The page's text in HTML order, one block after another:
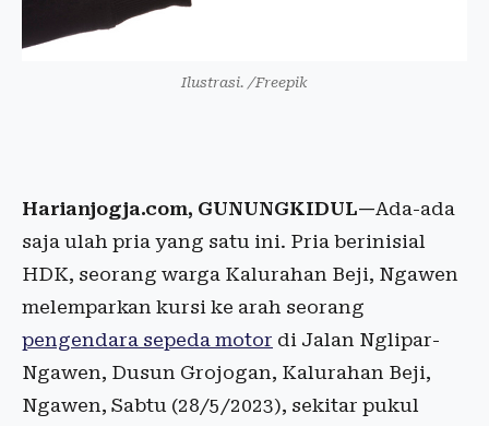
Ilustrasi. /Freepik
Harianjogja.com, GUNUNGKIDUL—Ada-ada
saja ulah pria yang satu ini. Pria berinisial
HDK, seorang warga Kalurahan Beji, Ngawen
melemparkan kursi ke arah seorang
pengendara sepeda motor di Jalan Nglipar-
Ngawen, Dusun Grojogan, Kalurahan Beji,
Ngawen, Sabtu (28/5/2023), sekitar pukul